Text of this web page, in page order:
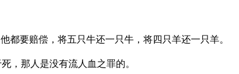
都要赔偿，将五只牛还一只牛，将四只羊还一只羊。
，那人是没有流人血之罪的。